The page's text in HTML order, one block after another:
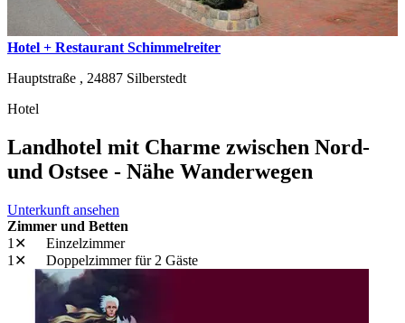
Hotel + Restaurant Schimmelreiter
Hauptstraße , 24887 Silberstedt
Hotel
Landhotel mit Charme zwischen Nord-
und Ostsee - Nähe Wanderwegen
Unterkunft ansehen
Zimmer und Betten
1✕
Einzelzimmer
1✕
Doppelzimmerfür 2 Gäste